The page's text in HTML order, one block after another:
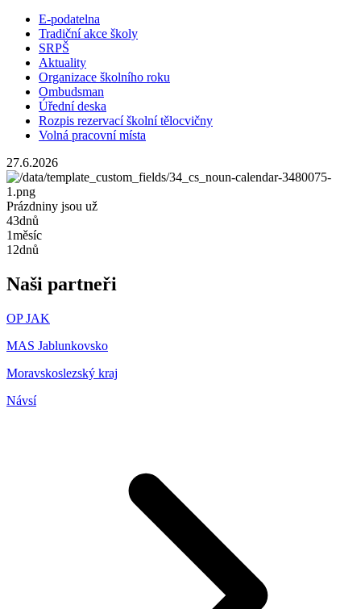
E-podatelna
Tradiční akce školy
SRPŠ
Aktuality
Organizace školního roku
Ombudsman
Úřední deska
Rozpis rezervací školní tělocvičny
Volná pracovní místa
27.6.2026
Prázdniny jsou už
43dnů
1měsíc
12dnů
Naši partneři
OP JAK
MAS Jablunkovsko
Moravskoslezský kraj
Návsí